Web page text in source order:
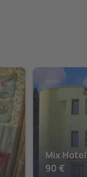
VIDIN
Mix Hotel
90 €